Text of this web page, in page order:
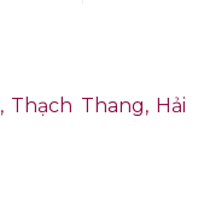
Thạch Thang, Hải